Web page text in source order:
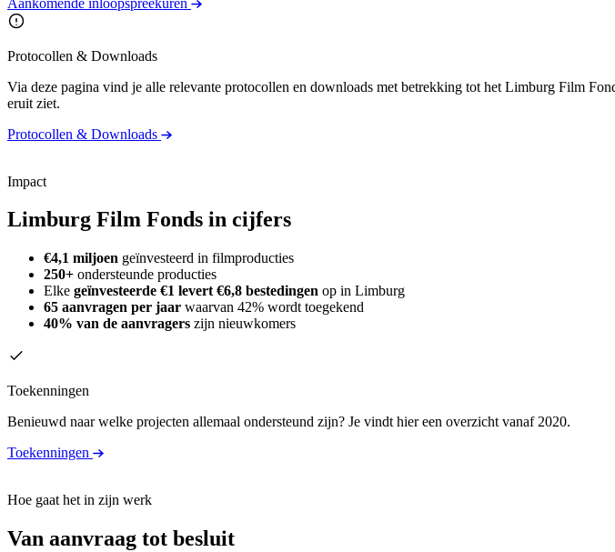
Protocollen & Downloads
Via deze pagina vind je alle relevante protocollen en downloads met betrekking tot het Limburg Film
eruit ziet.
Protocollen & Downloads
Impact
Limburg Film Fonds in cijfers
€4,1 miljoen geïnvesteerd in filmproducties
250+ ondersteunde producties
Elke geïnvesteerde €1 levert €6,8 bestedingen op in Limburg
65 aanvragen per jaar waarvan 42% wordt toegekend
40% van de aanvragers zijn nieuwkomers
Toekenningen
Benieuwd naar welke projecten allemaal ondersteund zijn? Je vindt hier een overzicht vanaf 2020.
Toekenningen
Hoe gaat het in zijn werk
Van aanvraag tot besluit